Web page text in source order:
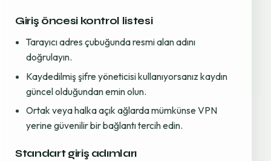
Giriş öncesi kontrol listesi
Tarayıcı adres çubuğunda resmi alan adını
doğrulayın.
Kaydedilmiş şifre yöneticisi kullanıyorsanız kaydın
güncel olduğundan emin olun.
Ortak veya halka açık ağlarda mümkünse VPN
yerine güvenilir bir bağlantı tercih edin.
Standart giriş adımları